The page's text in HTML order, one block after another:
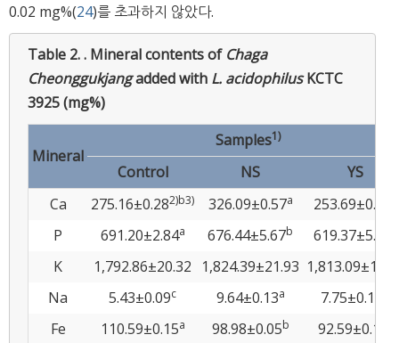
0.02 mg%(24)를 초과하지 않았다.
Table 2. . Mineral contents of Chaga
Cheonggukjangadded with L. acidophilusKCTC
3925 (mg%)
Mineral
Samples1)
Control NS
YS
Ca
275.16±0.282)b3) 326.09±0.57a 253.69±0.31
P 691.20±2.84a 676.44±5.67b 619.37±5.37
K 1,792.86±20.32 1,824.39±21.93
Na
5.43±0.09c 9.64±0.13a 7.75±0.10
Fe 110.59±0.15a 98.98±0.05b 92.59±0.17